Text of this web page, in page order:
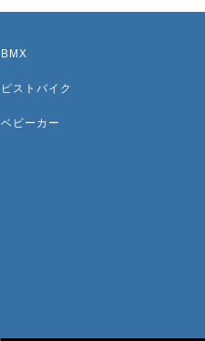
BMX
ピストバイク
ベビーカー